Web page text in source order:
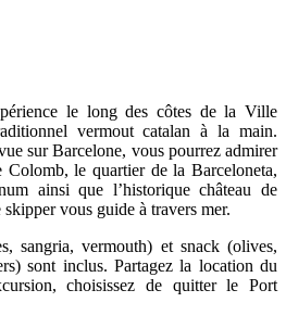
le long des côtes de la Ville
vermout catalan à la main.
sur Barcelone, vous pourrez admirer
Colomb, le quartier de la Barceloneta,
ainsi que l’historique château de
vous guide à travers mer.
sangria, vermouth) et snack (olives,
sont inclus. Partagez la location du
choisissez de quitter le Port